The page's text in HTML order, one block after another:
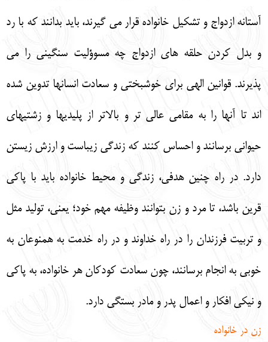
آستانه ازدواج و تشكيل خانواده قرار مي گيرند، بايد بدانند كه با رد
و بدل كردن حلقه هاي ازدواج چه مسوؤليت سنگيني را مي
پذيرند. قوانين الهي براي خوشبختي و سعادت انسانها تدوين شده
اند تا آنها را به مقامي عالي تر و بالاتر از پليديها و زشتيهاي
حيواني برسانند و احساس كنند كه زندگي زيباست و ارزش زيستن
دارد. در راه چنين هدفي، زندگي و محيط خانواده بايد با پاكي
قرين باشد، تا مرد و زن بتوانند وظيفه مهم خود؛ يعني، توليد مثل
و تربيت فرزندان را در راه خداوند و در راه خدمت به همنوعان به
خوبي به انجام برسانند، چون سعادت كودكان هر خانواده، به پاكي
و نيكي افكار و اعمال پدر و مادر بستگي دارد.
زن در خانواده